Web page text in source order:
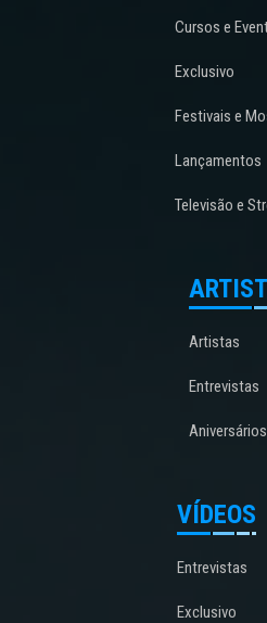
Cursos e
Exclusivo
Festivais e
Lançamentos
Televisão e
Artistas
Entrevistas
Aniversários
VÍDEOS
Entrevistas
Exclusivo